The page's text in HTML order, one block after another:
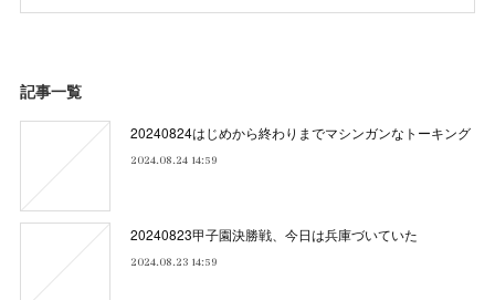
記事一覧
20240824はじめから終わりまでマシンガンなトーキング
2024.08.24 14:59
20240823甲子園決勝戦、今日は兵庫づいていた
2024.08.23 14:59